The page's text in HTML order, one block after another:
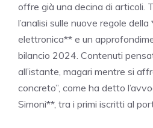
offre già una decina di articoli.
l’analisi sulle nuove regole
elettronica** e un
bilancio 2024. Contenuti
all’istante, magari mentre si
concreto”, come ha detto
Simoni**, tra i primi iscritti al